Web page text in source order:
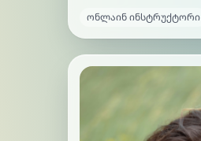
ონლაინ ინსტრუქტორი